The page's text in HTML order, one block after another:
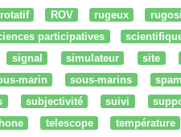
rotatif ROV rugeux
participatives
signal simulateur site
marin sous-marins spam
subjectivité suivi
telescope température